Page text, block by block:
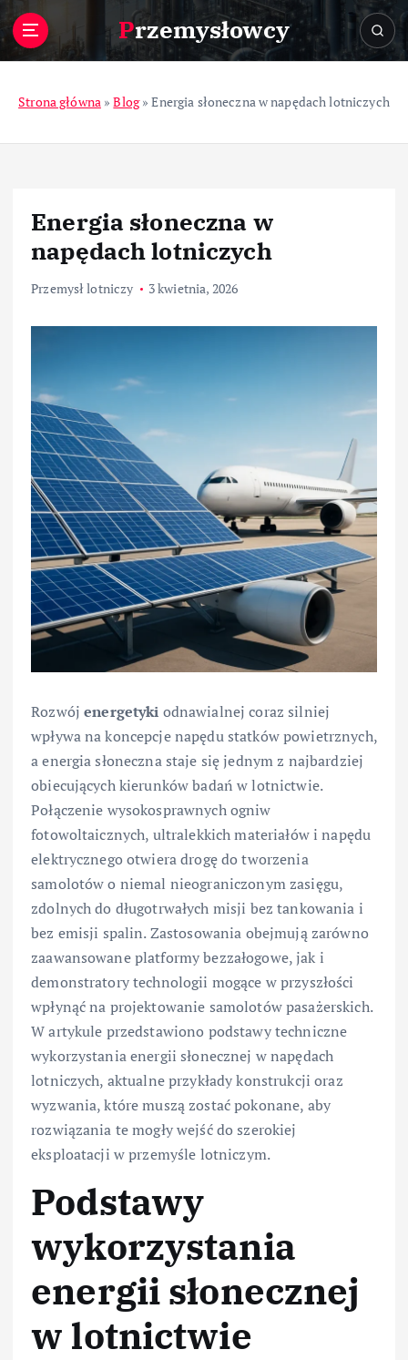
Przemysłowcy
Strona główna»Blog»Energia słoneczna w napędach lotniczych
Energia słoneczna w
napędach lotniczych
Przemysł lotniczy 3 kwietnia, 2026
Rozwójenergetyki odnawialnej coraz silniej
wpływa na koncepcje napędu statków powietrznych,
a energia słoneczna staje się jednym z najbardziej
obiecujących kierunków badań w lotnictwie.
Połączenie wysokosprawnych ogniw
fotowoltaicznych, ultralekkich materiałów i napędu
elektrycznego otwiera drogę do tworzenia
samolotów o niemal nieograniczonym zasięgu,
zdolnych do długotrwałych misji bez tankowania i
bez emisji spalin. Zastosowania obejmują zarówno
zaawansowane platformy bezzałogowe, jak i
demonstratory technologii mogące w przyszłości
wpłynąć na projektowanie samolotów pasażerskich.
W artykule przedstawiono podstawy techniczne
wykorzystania energii słonecznej w napędach
lotniczych, aktualne przykłady konstrukcji oraz
wyzwania, które muszą zostać pokonane, aby
rozwiązania te mogły wejść do szerokiej
eksploatacji w przemyśle lotniczym.
Podstawy
wykorzystania
energii słonecznej
w lotnictwie